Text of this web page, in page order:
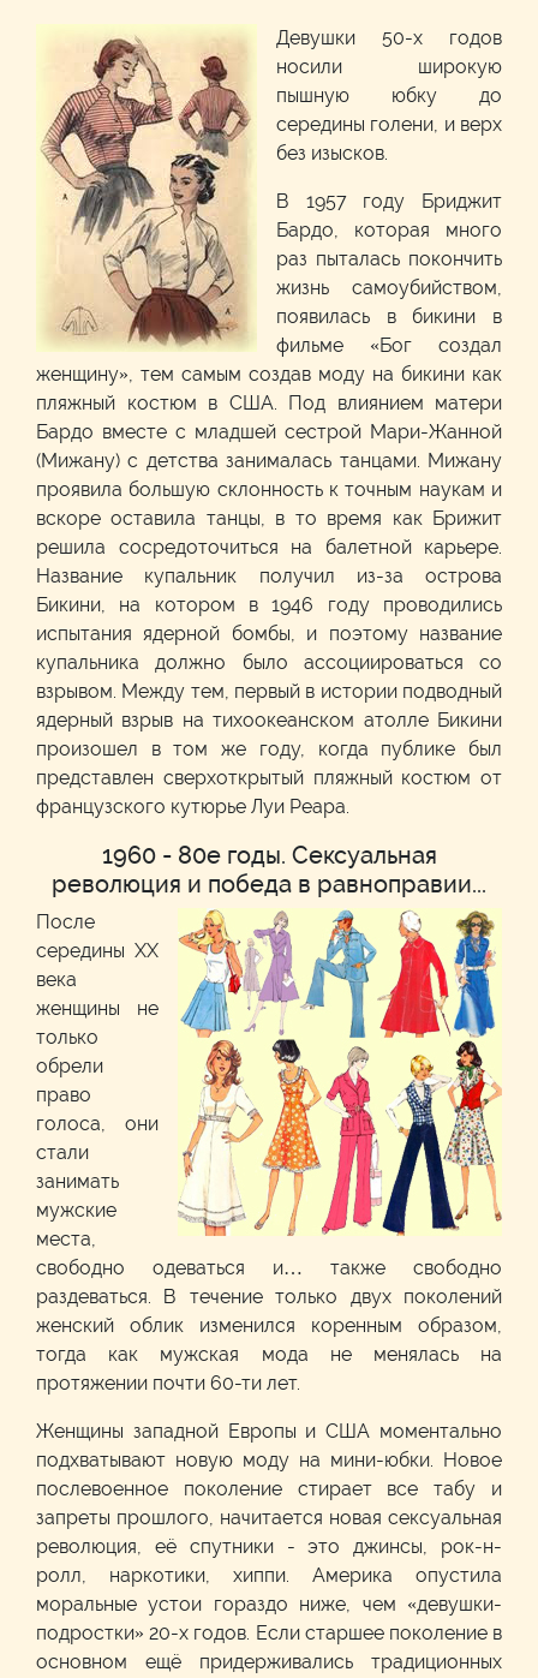
Девушки 50-х годов
носили широкую
пышную юбку до
середины голени, и верх
без изысков.
В 1957 году Бриджит
Бардо, которая много
раз пыталась покончить
жизнь самоубийством,
появилась в бикини в
фильме «Бог создал
женщину», тем самым создав моду на бикини как
пляжный костюм в США. Под влиянием матери
Бардо вместе с младшей сестрой Мари-Жанной
(Мижану) с детства занималась танцами. Мижану
проявила большую склонность к точным наукам и
вскоре оставила танцы, в то время как Брижит
решила сосредоточиться на балетной карьере.
Название купальник получил из-за острова
Бикини, на котором в 1946 году проводились
испытания ядерной бомбы, и поэтому название
купальника должно было ассоциироваться со
взрывом. Между тем, первый в истории подводный
ядерный взрыв на тихоокеанском атолле Бикини
произошел в том же году, когда публике был
представлен сверхоткрытый пляжный костюм от
французского кутюрье Луи Реара.
1960 - 80е годы. Сексуальная
революция и победа в равноправии...
После
середины XX
века
женщины не
только
обрели
право
голоса, они
стали
занимать
мужские
места,
свободно одеваться и… также свободно
раздеваться. В течение только двух поколений
женский облик изменился коренным образом,
тогда как мужская мода не менялась на
протяжении почти 60-ти лет.
Женщины западной Европы и США моментально
подхватывают новую моду на мини-юбки. Новое
послевоенное поколение стирает все табу и
запреты прошлого, начитается новая сексуальная
революция, её спутники - это джинсы, рок-н-
ролл, наркотики, хиппи. Америка опустила
моральные устои гораздо ниже, чем «девушки-
подростки» 20-х годов. Если старшее поколение в
основном ещё придерживались традиционных